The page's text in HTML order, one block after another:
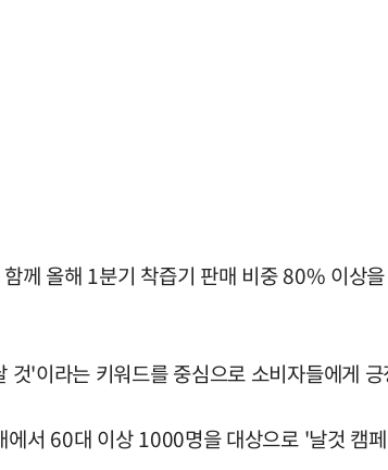
올해 1분기 착즙기 판매 비중 80% 이상
'이라는 키워드를 중심으로 소비자들에게
서 60대 이상 1000명을 대상으로 '날것 캠